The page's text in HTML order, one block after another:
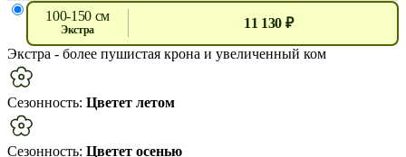
100-150 см
экстра
11 130 ₽
Экстра - более пушистая крона и увеличенный ком
Сезонность: Цветет летом
Сезонность: Цветет осенью